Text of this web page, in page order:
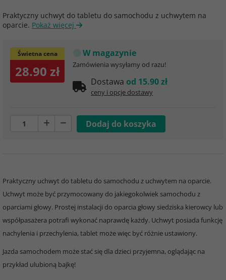
Praktyczny uchwyt do tabletu do samochodu z uchwytem na
oparcie. Pokaż więcej
Świetna cena
28.90 zł
W magazynie
Zamówienia wysyłamy od razu!
Dostawa od 15.90 zł
ceny i opcje dostawy
Praktyczny uchwyt do tabletu do samochodu z uchwytem na oparcie.
Uchwyt może być przymocowany do jakiegokolwiek samochodu z
oparciami głowy. Prostej instalacji do oparcia głowy siedziska kierowcy lub
współpasażera potrafi wykonać naprawdę każdy. Uchwyt posiada funkcję
nachylenia i przechylenia, tablet może więc być różnie ustawiony.
Jazda samochodem może stać się dla dzieci przyjemna, oglądając na
przykład ulubioną bajkę!